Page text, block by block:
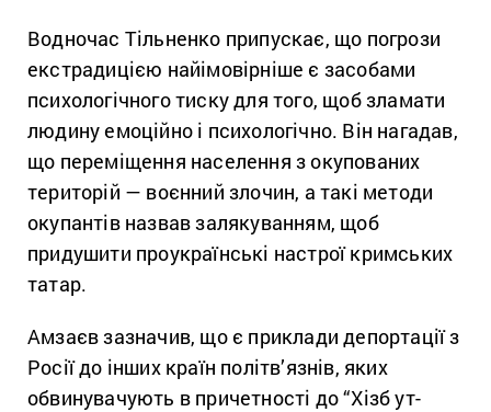
Водночас Тільненко припускає, що погрози
екстрадицією найімовірніше є засобами
психологічного тиску для того, щоб зламати
людину емоційно і психологічно. Він нагадав,
що переміщення населення з окупованих
територій — воєнний злочин, а такі методи
окупантів назвав залякуванням, щоб
придушити проукраїнські настрої кримських
татар.
Амзаєв зазначив, що є приклади депортації з
Росії до інших країн політв’язнів, яких
обвинувачують в причетності до “Хізб ут-